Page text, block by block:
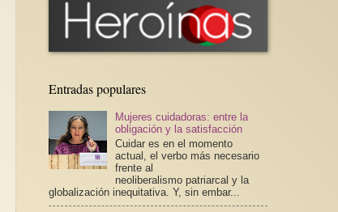
Entradas populares
Mujeres cuidadoras: entre la
obligación y la satisfacción
Cuidar es en el momento
actual, el verbo más necesario
frente al
neoliberalismo patriarcal y la
globalización inequitativa. Y, sin embar...